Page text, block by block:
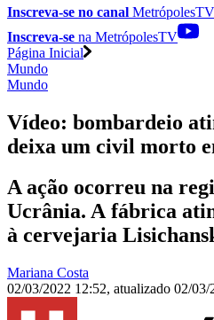
Inscreva-se no canal
Inscreva-se na MetrópolesTV
Página Inicial
Mundo
Mundo
Vídeo: bombardeio
deixa um civil morto
A ação ocorreu na
Ucrânia. A fábrica
à cervejaria
Mariana Costa
02/03/2022 12:52, atualizado 02/03/